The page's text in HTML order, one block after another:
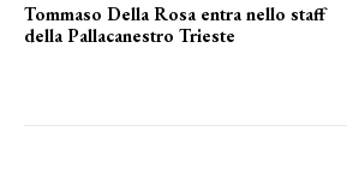
Tommaso Della Rosa entra nello staff
della Pallacanestro Trieste